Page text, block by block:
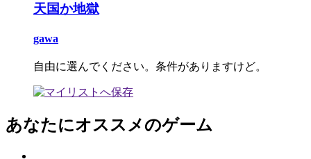
天国か地獄
gawa
自由に選んでください。条件がありますけど。
あなたにオススメのゲーム